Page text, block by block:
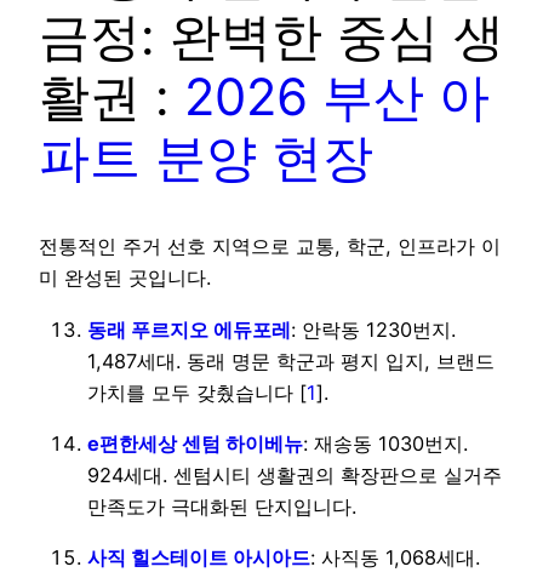
금정: 완벽한 중심 생
활권 : 2026 부산 아
파트 분양 현장
전통적인 주거 선호 지역으로 교통, 학군, 인프라가 이
미 완성된 곳입니다.
동래 푸르지오 에듀포레: 안락동 1230번지.
1,487세대. 동래 명문 학군과 평지 입지, 브랜드
가치를 모두 갖췄습니다 [1].
e편한세상 센텀 하이베뉴: 재송동 1030번지.
924세대. 센텀시티 생활권의 확장판으로 실거주
만족도가 극대화된 단지입니다.
사직 힐스테이트 아시아드: 사직동 1,068세대.